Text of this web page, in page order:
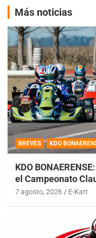
Más noticias
BREVES KDO
KDO
el Campeonato
7 agosto, 2026 E-Kart